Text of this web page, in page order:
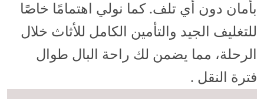
بأمان دون أي تلف. كما نولي اهتمامًا خاصًا
للتغليف الجيد والتأمين الكامل للأثاث خلال
الرحلة، مما يضمن لك راحة البال طوال
فترة النقل .